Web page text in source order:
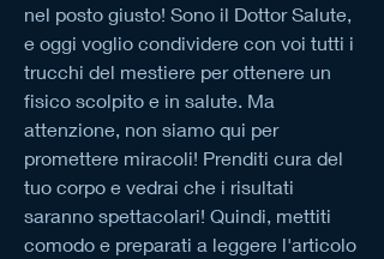
nel posto giusto! Sono il Dottor Salute,
e oggi voglio condividere con voi tutti i
trucchi del mestiere per ottenere un
fisico scolpito e in salute. Ma
attenzione, non siamo qui per
promettere miracoli! Prenditi cura del
tuo corpo e vedrai che i risultati
saranno spettacolari! Quindi, mettiti
comodo e preparati a leggere l'articolo